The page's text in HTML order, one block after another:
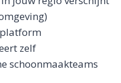
zelf
schoonmaakteams